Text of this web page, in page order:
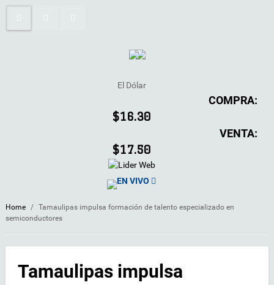
El Dólar
COMPRA:
$16.30
VENTA:
$17.50
EN VIVO
Home / Tamaulipas impulsa formación de talento especializado en
semiconductores
Tamaulipas impulsa